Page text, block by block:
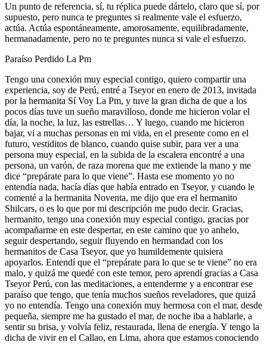
Un punto de referencia, sí, tu réplica puede dártelo, claro que sí, por
supuesto, pero nunca te preguntes si realmente vale el esfuerzo,
actúa. Actúa espontáneamente, amorosamente, equilibradamente,
hermanadamente, pero no te preguntes nunca si vale el esfuerzo.
Paraíso Perdido La Pm
Tengo una conexión muy especial contigo, quiero compartir una
experiencia, soy de Perú, entré a Tseyor en enero de 2013, invitada
por la hermanita Sí Voy La Pm, y tuve la gran dicha de que a los
pocos días tuve un sueño maravilloso, donde me hicieron volar el
día, la noche, la luz, las estrellas… Y luego, cuando me hicieron
bajar, vi a muchas personas en mi vida, en el presente como en el
futuro, vestiditos de blanco, cuando quise subir, para ver a una
persona muy especial, en la subida de la escalera encontré a una
persona, un varón, de raza morena que me extiende la mano y me
dice “prepárate para lo que viene”. Hasta ese momento yo no
entendía nada, hacía días que había entrado en Tseyor, y cuando le
comenté a la hermanita Noventa, me dijo que era el hermanito
Shilcars, o es lo que por mi descripción me pudo decir. Gracias,
hermanito, tengo una conexión muy especial contigo, gracias por
acompañarme en este despertar, en este camino que yo anhelo,
seguir despertando, seguir fluyendo en hermandad con los
hermanitos de Casa Tseyor, que yo humildemente quisiera
apoyarlos. Entendí que el “prepárate para lo que se te viene” no era
malo, y quizá me quedé con este temor, pero aprendí gracias a Casa
Tseyor Perú, con las meditaciones, a entenderme y a encontrar ese
paraíso que tengo, que tenía muchos sueños reveladores, que quizá
yo no entendía. Tengo una conexión muy hermosa con el mar, desde
pequeña, siempre me ha gustado el mar, de noche iba a hablarle, a
sentir su brisa, y volvía feliz, restaurada, llena de energía. Y tengo la
dicha de vivir en el Callao, en Lima, ahora que estamos conociendo